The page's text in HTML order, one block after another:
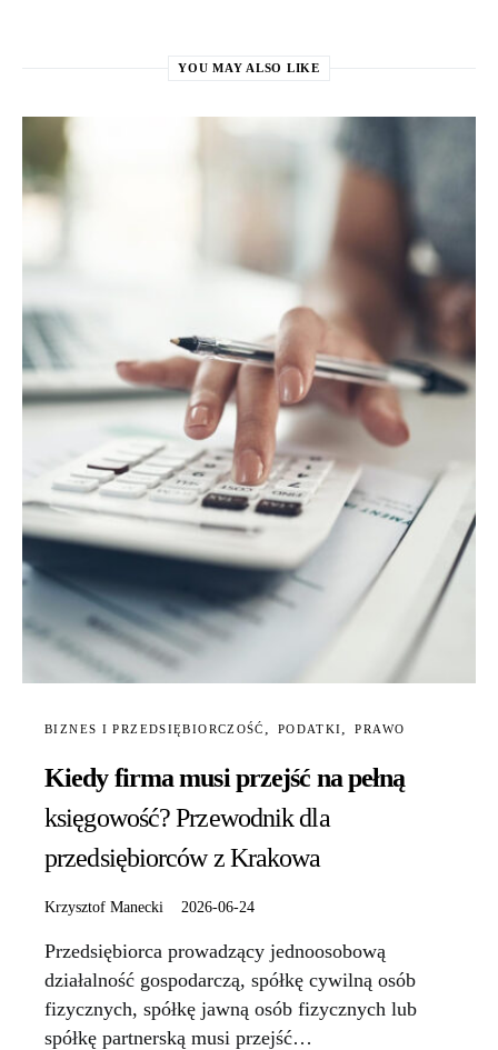
YOU MAY ALSO LIKE
BIZNES I PRZEDSIĘBIORCZOŚĆ PODATKI PRAWO
Kiedy firma musi przejść na pełną
księgowość? Przewodnik dla
przedsiębiorców z Krakowa
Krzysztof Manecki 2026-06-24
Przedsiębiorca prowadzący jednoosobową
działalność gospodarczą, spółkę cywilną osób
fizycznych, spółkę jawną osób fizycznych lub
spółkę partnerską musi przejść…